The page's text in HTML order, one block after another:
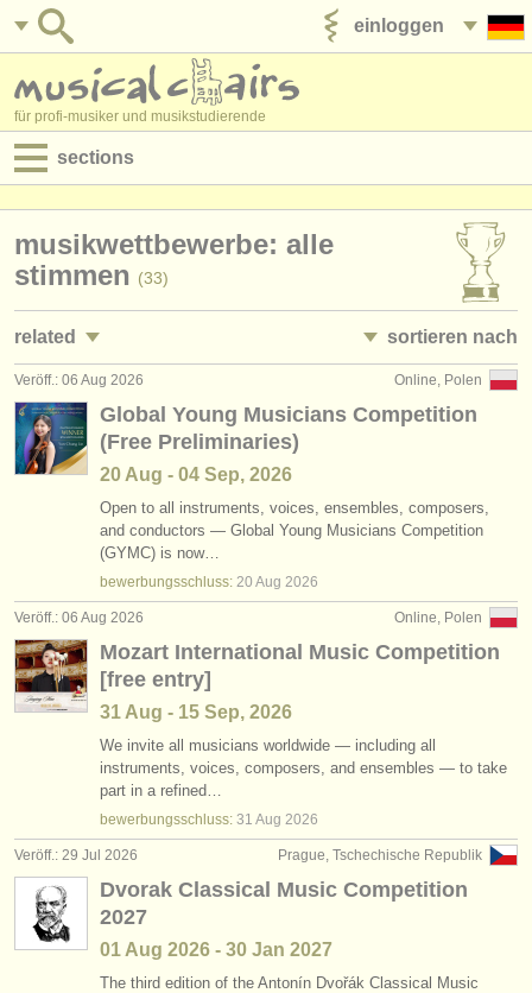
einloggen
für profi-musiker und musikstudierende
sections
jobs - aufführung
jobs - verwaltung
degree courses
kurse
musikwettbewerbe
instrumentenverkauf
gestohlene instrumente
verzeichnisse:
orchester
musikhochschulen
jugendorchester
musicalchairs:
über musicalchairs
kontakt
rss feeds
musikwettbewerbe: alle
stimmen (33)
related sortieren nach
jobs - aufführung: sopran/
jobs - aufführung: alt (4)
jobs - aufführung: bass/
jobs - unterrichten: sopran/mezzo (5)
jobs - unterrichten: alt (2)
jobs - unterrichten: tenor (5)
jobs - unterrichten: bass/bariton (4)
kurse: alle stimmen
degree courses: alle stimmen
• herausgegeben
Online, Polen
Veröff.: 06 Aug 2026
Global Young Musicians Competition
(Free Preliminaries)
20 Aug - 04 Sep, 2026
Open to all instruments, voices, ensembles, composers,
and conductors — Global Young Musicians Competition
(GYMC) is now…
bewerbungsschluss: 20 Aug 2026
Online, Polen
Veröff.: 06 Aug 2026
Mozart International Music Competition
[free entry]
31 Aug - 15 Sep, 2026
We invite all musicians worldwide — including all
instruments, voices, composers, and ensembles — to take
part in a refined…
bewerbungsschluss: 31 Aug 2026
Prague, Tschechische Republik
Veröff.: 29 Jul 2026
Dvorak Classical Music Competition
2027
01 Aug 2026 - 30 Jan 2027
The third edition of the Antonín Dvořák Classical Music